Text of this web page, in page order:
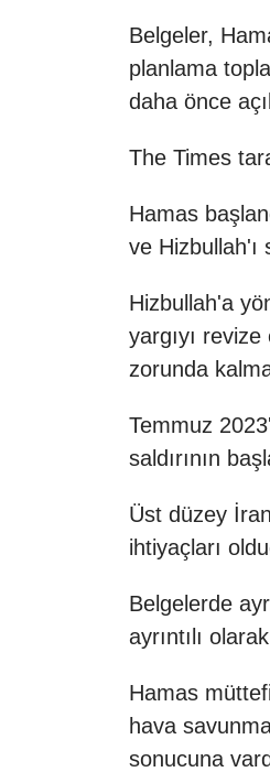
Belgeler,
planlama
daha önce
The Times
Hamas
ve Hizbullah'ı
Hizbullah'a
yargıyı
zorunda
Temmuz
saldırının
Üst düzey
ihtiyaçları
Belgelerde
ayrıntılı
Hamas
hava
sonucuna